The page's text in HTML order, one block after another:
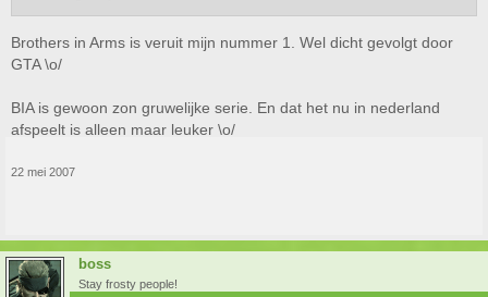
Brothers in Arms is veruit mijn nummer 1. Wel dicht gevolgt door
GTA \o/
BIA is gewoon zon gruwelijke serie. En dat het nu in nederland
afspeelt is alleen maar leuker \o/
22 mei 2007
boss
Stay frosty people!